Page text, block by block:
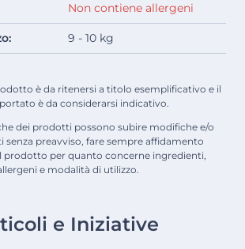
Non contiene allergeni
9 - 10 kg
è da ritenersi a titolo esemplificativo e il
è da considerarsi indicativo.
dei prodotti possono subire modifiche e/o
senza preavviso, fare sempre affidamento
prodotto per quanto concerne ingredienti,
e modalità di utilizzo.
e Iniziative